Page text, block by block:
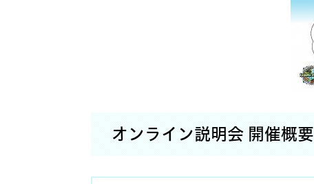
オンライン説明会 開催概要